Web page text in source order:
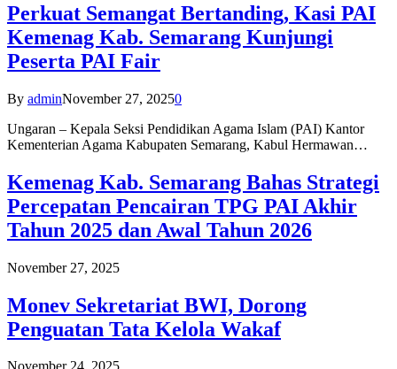
Perkuat Semangat Bertanding, Kasi PAI
Kemenag Kab. Semarang Kunjungi
Peserta PAI Fair
By adminNovember 27, 20250
Ungaran – Kepala Seksi Pendidikan Agama Islam (PAI) Kantor
Kementerian Agama Kabupaten Semarang, Kabul Hermawan…
Kemenag Kab. Semarang Bahas Strategi
Percepatan Pencairan TPG PAI Akhir
Tahun 2025 dan Awal Tahun 2026
November 27, 2025
Monev Sekretariat BWI, Dorong
Penguatan Tata Kelola Wakaf